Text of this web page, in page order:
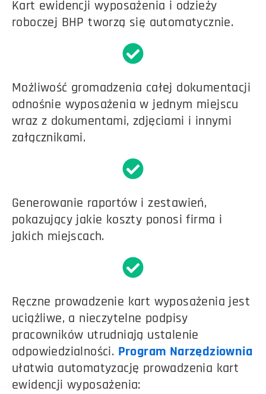
Kart ewidencji wyposażenia i odzieży
roboczej BHP tworzą się automatycznie.
Możliwość gromadzenia całej dokumentacji
odnośnie wyposażenia w jednym miejscu
wraz z dokumentami, zdjęciami i innymi
załącznikami.
Generowanie raportów i zestawień,
pokazujący jakie koszty ponosi firma i
jakich miejscach.
Ręczne prowadzenie kart wyposażenia jest
uciążliwe, a nieczytelne podpisy
pracowników utrudniają ustalenie
odpowiedzialności. Program Narzędziownia
ułatwia automatyzację prowadzenia kart
ewidencji wyposażenia: